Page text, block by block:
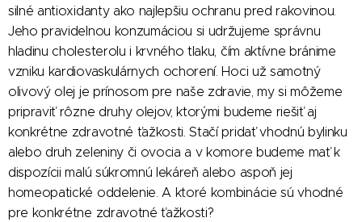
silné antioxidanty ako najlepšiu ochranu pred rakovinou.
Jeho pravidelnou konzumáciou si udržujeme správnu
hladinu cholesterolu i krvného tlaku, čím aktívne bránime
vzniku kardiovaskulárnych ochorení. Hoci už samotný
olivový olej je prínosom pre naše zdravie, my si môžeme
pripraviť rôzne druhy olejov, ktorými budeme riešiť aj
konkrétne zdravotné ťažkosti. Stačí pridať vhodnú bylinku
alebo druh zeleniny či ovocia a v komore budeme mať k
dispozícii malú súkromnú lekáreň alebo aspoň jej
homeopatické oddelenie. A ktoré kombinácie sú vhodné
pre konkrétne zdravotné ťažkosti?